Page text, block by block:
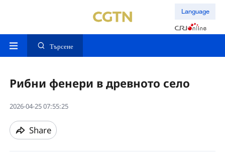
Language
Търсене
Рибни фенери в древното село
2026-04-25 07:55:25
Share